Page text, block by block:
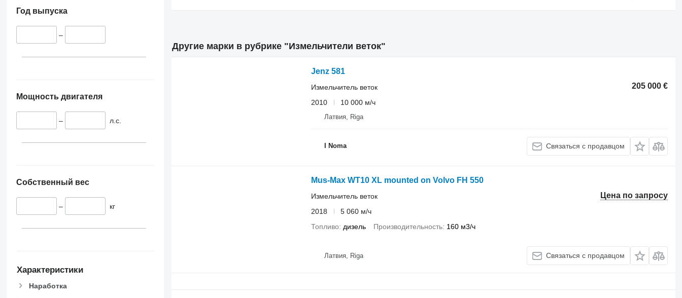
Год выпуска
–
Мощность двигателя
– л.с.
Собственный вес
– кг
Характеристики
Наработка
Другие марки в рубрике "Измельчители веток"
Jenz 581
205 000 €
Измельчитель веток
2010
10 000 м/ч
Латвия, Riga
I Noma Связаться с продавцом
Mus-Max WT10 XL mounted on Volvo FH 550
Цена по запросу
Измельчитель веток
2018
5 060 м/ч
Топливо
дизель Производительность 160 м3/ч
Латвия, Riga Связаться с продавцом